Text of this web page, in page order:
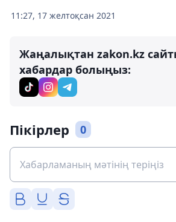
11:27, 17 желтоқсан 2021
Жаңалықтан zakon.kz
хабардар болыңыз:
Пікірлер 0